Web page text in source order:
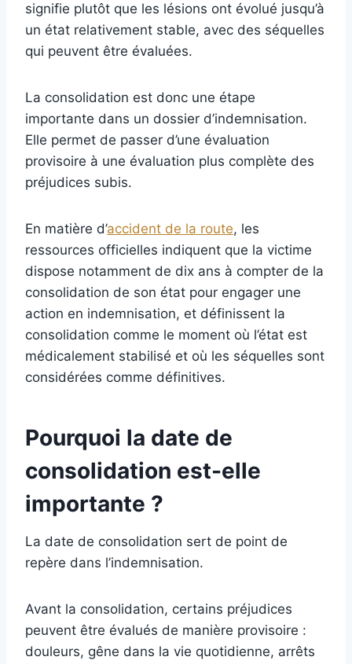
signifie plutôt que les lésions ont évolué jusqu’à
un état relativement stable, avec des séquelles
qui peuvent être évaluées.
La consolidation est donc une étape
importante dans un dossier d’indemnisation.
Elle permet de passer d’une évaluation
provisoire à une évaluation plus complète des
préjudices subis.
En matière d’accident de la route, les
ressources officielles indiquent que la victime
dispose notamment de dix ans à compter de la
consolidation de son état pour engager une
action en indemnisation, et définissent la
consolidation comme le moment où l’état est
médicalement stabilisé et où les séquelles sont
considérées comme définitives.
Pourquoi la date de
consolidation est-elle
importante ?
La date de consolidation sert de point de
repère dans l’indemnisation.
Avant la consolidation, certains préjudices
peuvent être évalués de manière provisoire :
douleurs, gêne dans la vie quotidienne, arrêts